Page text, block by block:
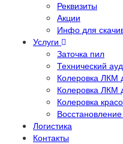
Реквизиты
Акции
Инфо для
Услуги
Заточка пил
Технический
Колеровка ЛКМ
Колеровка ЛКМ
Колеровка
Логистика
Контакты